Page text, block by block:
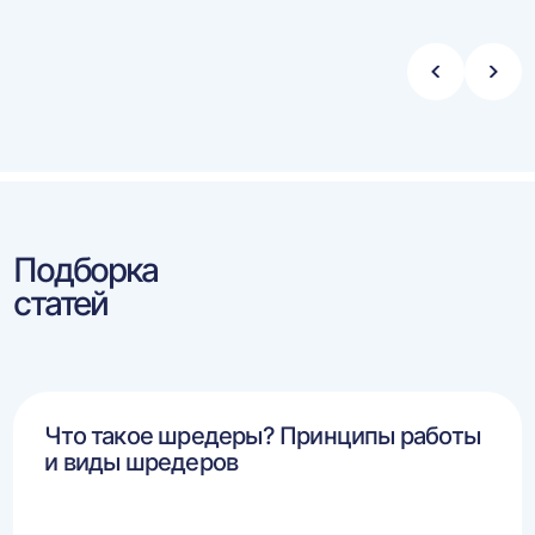
Стрелка
Подборка
статей
Что такое шредеры? Принципы работы
и виды шредеров